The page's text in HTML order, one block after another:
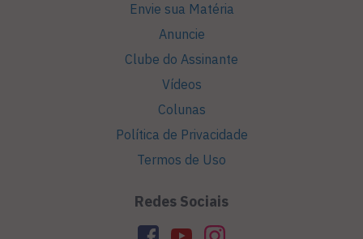
Envie sua Matéria
Anuncie
Clube do Assinante
Vídeos
Colunas
Política de Privacidade
Termos de Uso
Redes Sociais